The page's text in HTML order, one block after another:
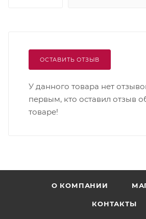
ОСТАВИТЬ ОТЗЫВ
У данного товара нет
первым, кто оставил отзыв
товаре!
О КОМПАНИИ
КОНТАКТЫ